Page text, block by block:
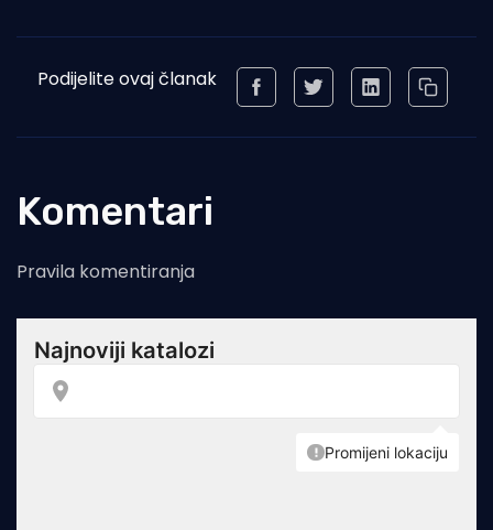
Podijelite ovaj članak
Komentari
Pravila komentiranja